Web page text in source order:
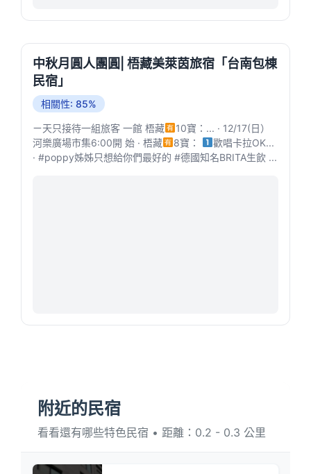
中秋月圓人團圓| 梧藏美萊茵旅宿「台南包棟
民宿」
相關性: 85%
ㄧ天只接待一組旅客 一館 梧藏
10寶：... · 12/17(日）
河樂廣場市集6:00開 始 · 梧藏
8寶：
歡唱卡拉OK...
· #poppy姊姊只想給你們最好的 #德國知名BRITA生飲 ...
附近的民宿
看看還有哪些特色民宿 • 距離：0.2 - 0.3 公里